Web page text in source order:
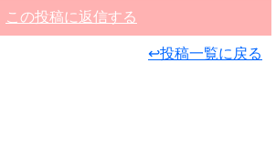
この投稿に返信する
↩投稿一覧に戻る